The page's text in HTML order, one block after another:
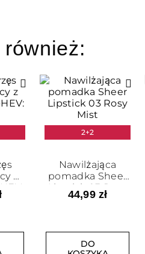
z
2+2
Nawilżająca
pomadka Sheer
Lipstick 03 Rosy
Mist
44,99 zł
DO